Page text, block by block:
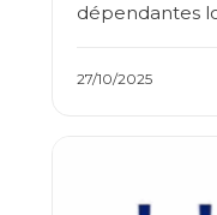
dépendantes
27/10/2025